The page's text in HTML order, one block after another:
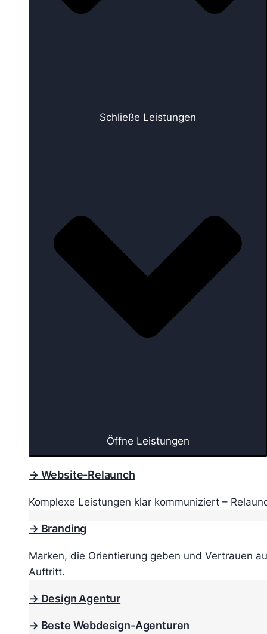
Schließe Leistungen
Öffne Leistungen
→ Website-Relaunch
Komplexe Leistungen klar kommuniziert –
→ Branding
Marken, die Orientierung geben und Vertrauen
Auftritt.
→ Design Agentur
→ Beste Webdesign-Agenturen